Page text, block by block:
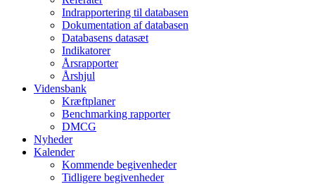
Indrapportering til databasen
Dokumentation af databasen
Databasens datasæt
Indikatorer
Årsrapporter
Årshjul
Vidensbank
Kræftplaner
Benchmarking rapporter
DMCG
Nyheder
Kalender
Kommende begivenheder
Tidligere begivenheder